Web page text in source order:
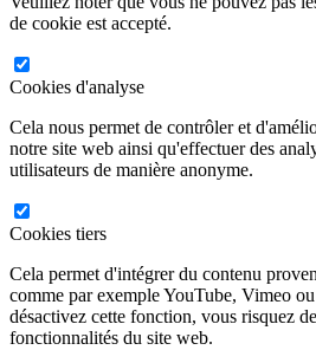
de cookie est accepté.
Cookies d'analyse
Cela nous permet de contrôler et
notre site web ainsi qu'effectuer des
utilisateurs de manière anonyme.
Cookies tiers
Cela permet d'intégrer du contenu
comme par exemple YouTube, Vimeo
désactivez cette fonction, vous risquez
fonctionnalités du site web.